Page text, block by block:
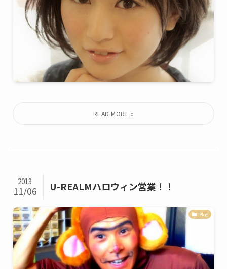
U-REALMハロウィン営業！！
2013
11/06
Blog